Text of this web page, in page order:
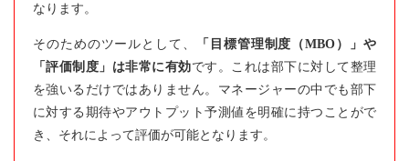
なります。
そのためのツールとして、
「目標管理制度（MBO）」や
「評価制度」は非常に有効です。これは部下に対して整理
を強いるだけではありません。マネージャーの中でも部下
に対する期待やアウトプット予測値を明確に持つことがで
き、それによって評価が可能となります。